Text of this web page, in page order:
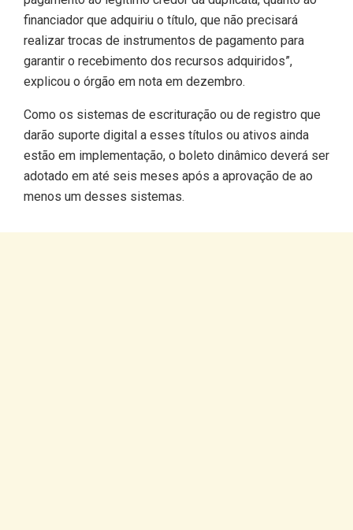
financiador que adquiriu o título, que não precisará
realizar trocas de instrumentos de pagamento para
garantir o recebimento dos recursos adquiridos”,
explicou o órgão em nota em dezembro.
Como os sistemas de escrituração ou de registro que
darão suporte digital a esses títulos ou ativos ainda
estão em implementação, o boleto dinâmico deverá ser
adotado em até seis meses após a aprovação de ao
menos um desses sistemas.